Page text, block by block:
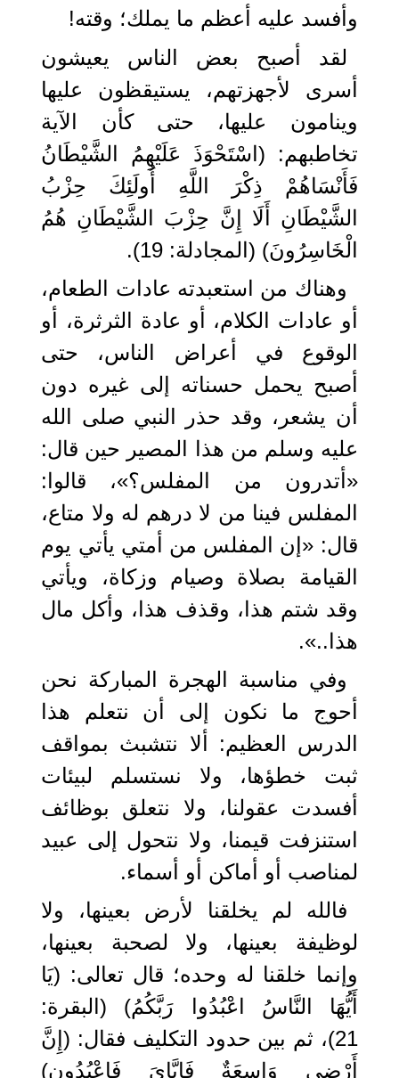
وأفسد عليه أعظم ما يملك؛ وقته!
لقد أصبح بعض الناس يعيشون
أسرى لأجهزتهم، يستيقظون عليها
وينامون عليها، حتى كأن الآية
تخاطبهم: (اسْتَحْوَذَ عَلَيْهِمُ الشَّيْطَانُ
فَأَنْسَاهُمْ ذِكْرَ اللَّهِ أُولَئِكَ حِزْبُ
الشَّيْطَانِ أَلَا إِنَّ حِزْبَ الشَّيْطَانِ هُمُ
الْخَاسِرُونَ) (المجادلة: 19).
وهناك من استعبدته عادات الطعام،
أو عادات الكلام، أو عادة الثرثرة، أو
الوقوع في أعراض الناس، حتى
أصبح يحمل حسناته إلى غيره دون
أن يشعر، وقد حذر النبي صلى الله
عليه وسلم من هذا المصير حين قال:
«أتدرون من المفلس؟»، قالوا:
المفلس فينا من لا درهم له ولا متاع،
قال: «إن المفلس من أمتي يأتي يوم
القيامة بصلاة وصيام وزكاة، ويأتي
وقد شتم هذا، وقذف هذا، وأكل مال
هذا..».
وفي مناسبة الهجرة المباركة نحن
أحوج ما نكون إلى أن نتعلم هذا
الدرس العظيم: ألا نتشبث بمواقف
ثبت خطؤها، ولا نستسلم لبيئات
أفسدت عقولنا، ولا نتعلق بوظائف
استنزفت قيمنا، ولا نتحول إلى عبيد
لمناصب أو أماكن أو أسماء.
فالله لم يخلقنا لأرض بعينها، ولا
لوظيفة بعينها، ولا لصحبة بعينها،
وإنما خلقنا له وحده؛ قال تعالى: (يَا
أَيُّهَا النَّاسُ اعْبُدُوا رَبَّكُمُ) (البقرة:
21)، ثم بين حدود التكليف فقال: (إِنَّ
أَرْضِي وَاسِعَةٌ فَإِيَّايَ فَاعْبُدُونِ)